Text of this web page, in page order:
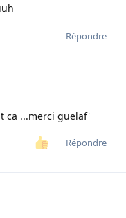
Répondre
ca ...merci guelaf'
Répondre